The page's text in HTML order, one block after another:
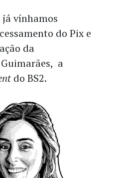
vínhamos
do Pix e
da
a
do BS2.